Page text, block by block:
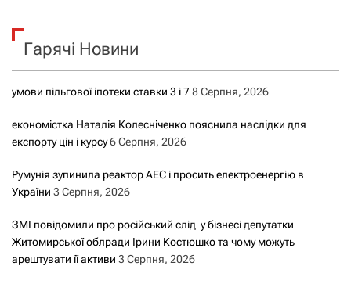
к
Гарячі Новини
умови пільгової іпотеки ставки 3 і 78 Серпня, 2026
економістка Наталія Колесніченко пояснила наслідки для
експорту цін і курсу6 Серпня, 2026
Румунія зупинила реактор АЕС і просить електроенергію в
України 3 Серпня, 2026
ЗМІ повідомили про російський слід у бізнесі депутатки
Житомирської облради Ірини Костюшко та чому можуть
арештувати її активи 3 Серпня, 2026